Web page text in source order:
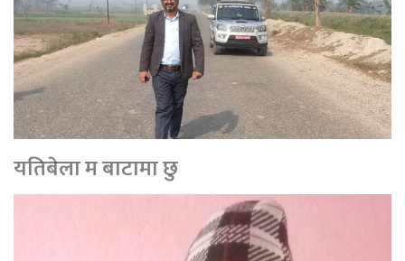
यतिबेला म बाटामा छु